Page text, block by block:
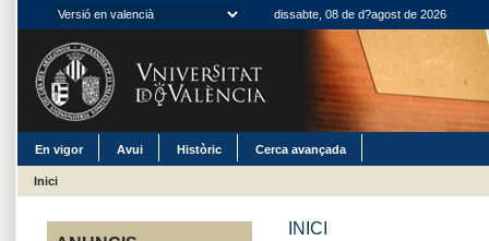
dissabte, 08 de d?agost de 2026
En vigor Avui Històric Cerca avançada
Inici
INICI